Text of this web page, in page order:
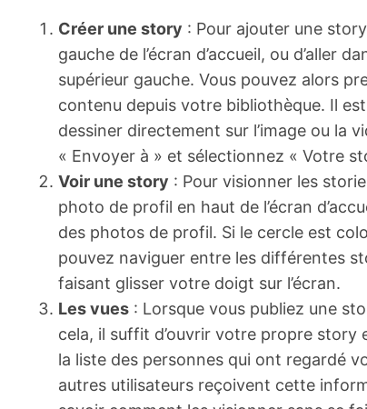
Créer une story : Pour ajouter une
gauche de l’écran d’accueil, ou d’aller
supérieur gauche. Vous pouvez alors
contenu depuis votre bibliothèque. Il
dessiner directement sur l’image ou la
« Envoyer à » et sélectionnez « Votre
Voir une story : Pour visionner les
photo de profil en haut de l’écran
des photos de profil. Si le cercle est
pouvez naviguer entre les différentes
faisant glisser votre doigt sur l’écran.
Les vues : Lorsque vous publiez une
cela, il suffit d’ouvrir votre propre story
la liste des personnes qui ont regardé
autres utilisateurs reçoivent cette